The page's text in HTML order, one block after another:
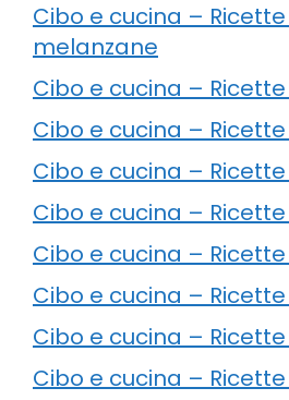
Cibo e cucina –
melanzane
Cibo e cucina –
Cibo e cucina –
Cibo e cucina –
Cibo e cucina –
Cibo e cucina –
Cibo e cucina –
Cibo e cucina –
Cibo e cucina –